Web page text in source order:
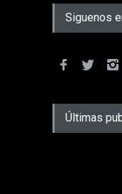
Siguenos
Últimas